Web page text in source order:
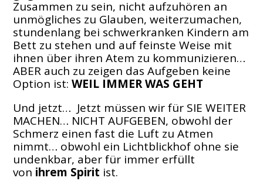
Zusammen zu sein, nicht aufzuhören an
unmögliches zu Glauben, weiterzumachen,
stundenlang bei schwerkranken Kindern am
Bett zu stehen und auf feinste Weise mit
ihnen über ihren Atem zu kommunizieren…
ABER auch zu zeigen das Aufgeben keine
Option ist:WEIL IMMER WAS GEHT
Und jetzt… Jetzt müssen wir für SIE WEITER
MACHEN… NICHT AUFGEBEN, obwohl der
Schmerz einen fast die Luft zu Atmen
nimmt… obwohl ein Lichtblickhof ohne sie
undenkbar, aber für immer erfüllt
von ihrem Spirit ist.